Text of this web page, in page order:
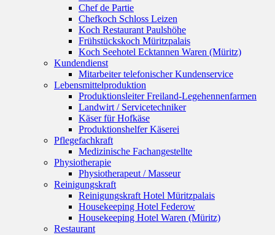
Chef de Partie
Chefkoch Schloss Leizen
Koch Restaurant Paulshöhe
Frühstückskoch Müritzpalais
Koch Seehotel Ecktannen Waren (Müritz)
Kundendienst
Mitarbeiter telefonischer Kundenservice
Lebensmittelproduktion
Produktionsleiter Freiland-Legehennenfarmen
Landwirt / Servicetechniker
Käser für Hofkäse
Produktionshelfer Käserei
Pflegefachkraft
Medizinische Fachangestellte
Physiotherapie
Physiotherapeut / Masseur
Reinigungskraft
Reinigungskraft Hotel Müritzpalais
Housekeeping Hotel Federow
Housekeeping Hotel Waren (Müritz)
Restaurant